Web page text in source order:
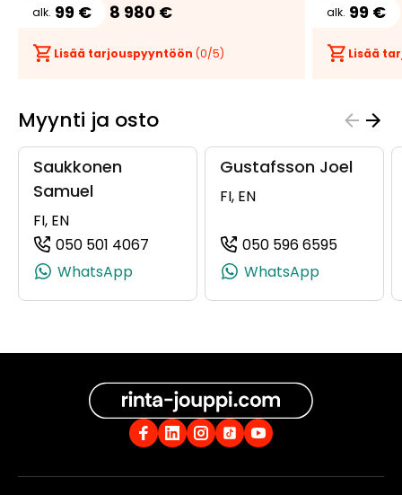
alk. 99 € 8 980 €
Lisää tarjouspyyntöön (0/5)
alk. 99 €
Lisää
Myynti ja osto
Saukkonen
Samuel
FI, EN
050 501 4067
(+358505014067, 0505014067,
WhatsApp
Gustafsson Joel
FI, EN
050 596 6595
WhatsApp